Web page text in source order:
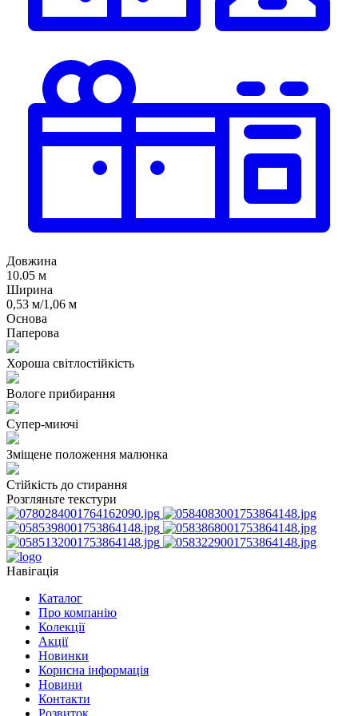
Довжина
10.05 м
Ширина
0,53 м/1,06 м
Основа
Паперова
Хороша світлостійкість
Вологе прибирання
Супер-миючі
Зміщене положення малюнка
Стійкість до стирання
Розгляньте текстури
Навігація
Каталог
Про компанію
Колекції
Акції
Новинки
Корисна інформація
Новини
Контакти
Розвиток